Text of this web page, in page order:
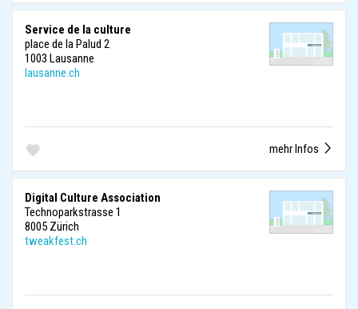
Service de la culture
place de la Palud 2
1003 Lausanne
lausanne.ch
mehr Infos
Digital Culture Association
Technoparkstrasse 1
8005 Zürich
tweakfest.ch